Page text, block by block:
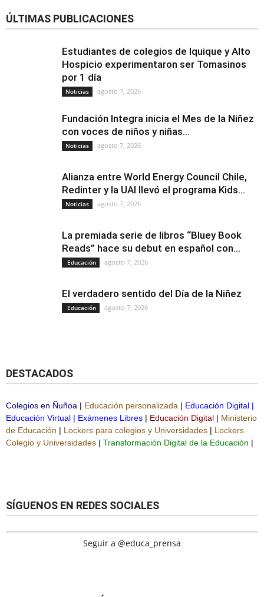
ÚLTIMAS PUBLICACIONES
Estudiantes de colegios de Iquique y Alto
Hospicio experimentaron ser Tomasinos
por 1 día
Noticias agosto 7, 2026
Fundación Integra inicia el Mes de la Niñez
con voces de niños y niñas...
Noticias agosto 7, 2026
Alianza entre World Energy Council Chile,
Redinter y la UAI llevó el programa Kids...
Noticias agosto 7, 2026
La premiada serie de libros “Bluey Book
Reads” hace su debut en español con...
Educación agosto 7, 2026
El verdadero sentido del Día de la Niñez
Educación agosto 7, 2026
DESTACADOS
Colegios en Ñuñoa | Educación personalizada | Educación Digital |
Educación Virtual | Exámenes Libres | Educación Digital | Ministerio
de Educación | Lockers para colegios y Universidades | Lockers
Colegio y Universidades | Transformación Digital de la Educación |
SÍGUENOS EN REDES SOCIALES
Seguir a @educa_prensa